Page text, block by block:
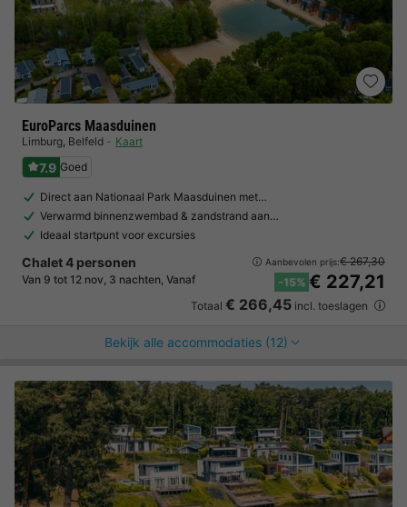
EuroParcs Maasduinen
Limburg, Belfeld Kaart
7.9 Goed
Direct aan Nationaal Park Maasduinen met…
Verwarmd binnenzwembad & zandstrand aan…
Ideaal startpunt voor excursies
Chalet 4 personen
Van 9 tot 12 nov, 3 nachten, Vanaf
Aanbevolen prijs:€ 267,30
-15% € 227,21
Totaal € 266,45 incl. toeslagen
Bekijk alle accommodaties (12)